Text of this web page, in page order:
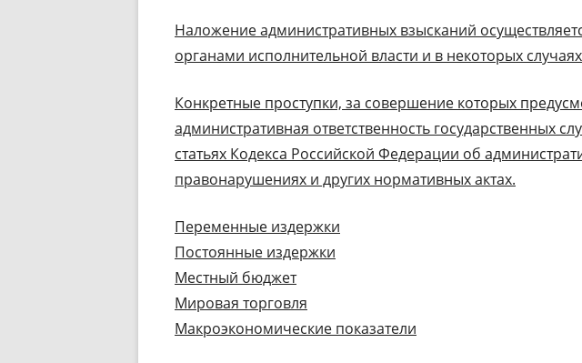
Наложение административных взысканий
органами исполнительной власти и в некоторых
Конкретные проступки, за совершение которых
административная ответственность государственных
статьях Кодекса Российской Федерации об
правонарушениях и других нормативных актах.
Переменные издержки
Постоянные издержки
Местный бюджет
Мировая торговля
Макроэкономические показатели